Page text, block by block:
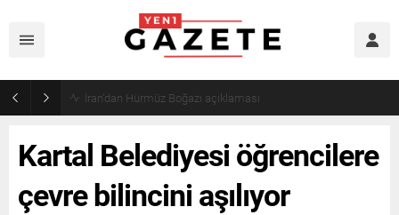
Öğrenci affı yürürlüğe girdi!
Kartal Belediyesi öğrencilere
çevre bilincini aşılıyor